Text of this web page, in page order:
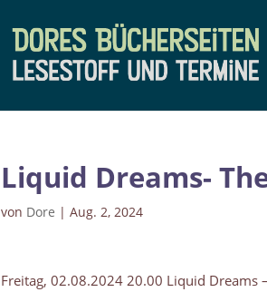
Liquid Dreams-
von Dore | Aug. 2, 2024
Freitag, 02.08.2024 20.00 Liquid Dreams